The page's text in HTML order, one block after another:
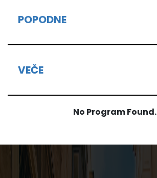
POPODNE
VEČE
No Program Found.